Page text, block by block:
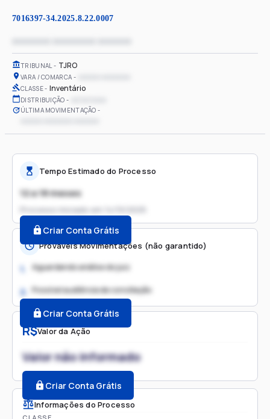
7016397-34.2025.8.22.0007
TRIBUNAL TJRO
VARA / COMARCA
CLASSE Inventário
DISTRIBUIÇÃO
ÚLTIMA MOVIMENTAÇÃO
R$Valor da Ação
Valor não informado
Criar Conta Grátis
Informações do Processo
Tempo Estimado do Processo
12 a 18 meses
Processo iniciado em
Criar Conta Grátis
Prováveis Movimentações (não garantido)
1. Aguardando análise do juiz
2. Possível audiência de conciliação
Criar Conta Grátis